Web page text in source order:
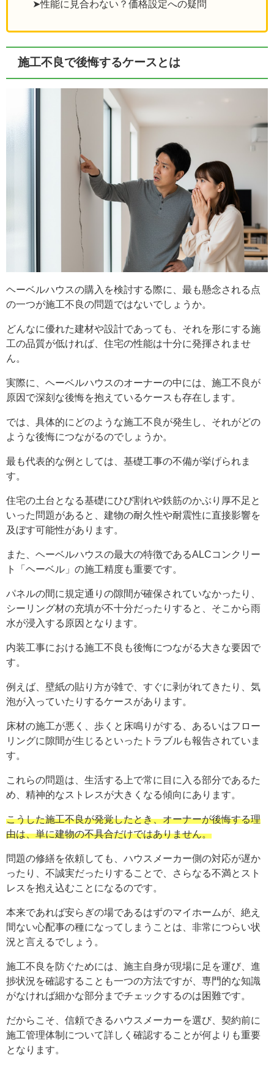
➤性能に見合わない？価格設定への疑問
施工不良で後悔するケースとは
ヘーベルハウスの購入を検討する際に、最も懸念される点
の一つが施工不良の問題ではないでしょうか。
どんなに優れた建材や設計であっても、それを形にする施
工の品質が低ければ、住宅の性能は十分に発揮されませ
ん。
実際に、ヘーベルハウスのオーナーの中には、施工不良が
原因で深刻な後悔を抱えているケースも存在します。
では、具体的にどのような施工不良が発生し、それがどの
ような後悔につながるのでしょうか。
最も代表的な例としては、基礎工事の不備が挙げられま
す。
住宅の土台となる基礎にひび割れや鉄筋のかぶり厚不足と
いった問題があると、建物の耐久性や耐震性に直接影響を
及ぼす可能性があります。
また、ヘーベルハウスの最大の特徴であるALCコンクリー
ト「ヘーベル」の施工精度も重要です。
パネルの間に規定通りの隙間が確保されていなかったり、
シーリング材の充填が不十分だったりすると、そこから雨
水が浸入する原因となります。
内装工事における施工不良も後悔につながる大きな要因で
す。
例えば、壁紙の貼り方が雑で、すぐに剥がれてきたり、気
泡が入っていたりするケースがあります。
床材の施工が悪く、歩くと床鳴りがする、あるいはフロー
リングに隙間が生じるといったトラブルも報告されていま
す。
これらの問題は、生活する上で常に目に入る部分であるた
め、精神的なストレスが大きくなる傾向にあります。
こうした施工不良が発覚したとき、オーナーが後悔する理
由は、単に建物の不具合だけではありません。
問題の修繕を依頼しても、ハウスメーカー側の対応が遅か
ったり、不誠実だったりすることで、さらなる不満とスト
レスを抱え込むことになるのです。
本来であれば安らぎの場であるはずのマイホームが、絶え
間ない心配事の種になってしまうことは、非常につらい状
況と言えるでしょう。
施工不良を防ぐためには、施主自身が現場に足を運び、進
捗状況を確認することも一つの方法ですが、専門的な知識
がなければ細かな部分までチェックするのは困難です。
だからこそ、信頼できるハウスメーカーを選び、契約前に
施工管理体制について詳しく確認することが何よりも重要
となります。